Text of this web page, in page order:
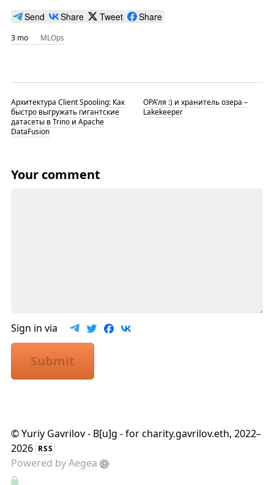
Send Share Tweet Share
3 mo MLOps
Архитектура Client Spooling: Как
быстро выгружать гигантские
датасеты в Trino и Apache
DataFusion
OPA’ля :) и хранитель озера –
Lakekeeper
Your comment
Sign in via
Submit
©Yuriy Gavrilov - B[u]g - for charity.gavrilov.eth, 2022–
2026 RSS
Powered byAegea